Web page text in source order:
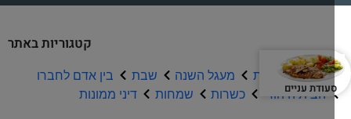
קטגוריות באתר
תפילה וברכות מעגל השנה שבת
בין אדם לחברו
הבית היהודי
כשרות שמחות דיני ממונות עניים